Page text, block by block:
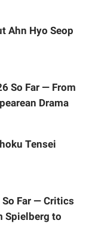
Ahn Hyo Seop
So Far — From
Drama
Tensei
Far — Critics
Spielberg to